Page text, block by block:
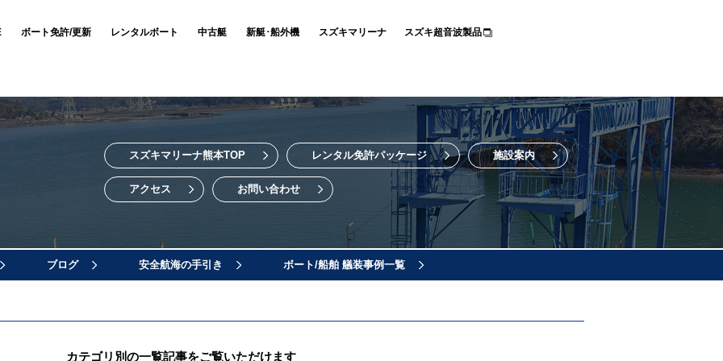
ボート免許/更新 レンタルボート 中古艇 新艇･船外機 スズキマリーナ スズキ超音波製品
スズキマリーナ熊本TOP レンタル免許パッケージ 施設案内
アクセス お問い合わせ
ブログ 安全航海の手引き ボート/船舶 艤装事例一覧
カテゴリ別の一覧記事をご覧いただけます